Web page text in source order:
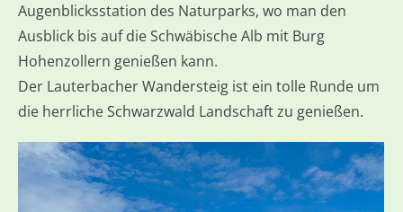
Augenblicksstation des Naturparks, wo man den
Ausblick bis auf die Schwäbische Alb mit Burg
Hohenzollern genießen kann.
Der Lauterbacher Wandersteig ist ein tolle Runde um
die herrliche Schwarzwald Landschaft zu genießen.